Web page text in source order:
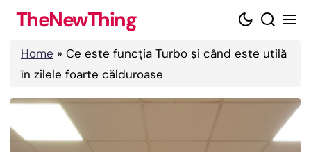
Skip
content
TheNewThing
Home » Ce este funcția Turbo și când este utilă
în zilele foarte călduroase